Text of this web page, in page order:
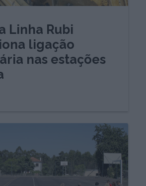
Linha Rubi
ligação
nas estações